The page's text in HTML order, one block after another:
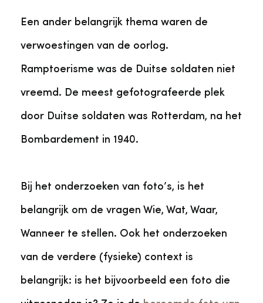
Een ander belangrijk thema waren de
verwoestingen van de oorlog.
Ramptoerisme was de Duitse soldaten niet
vreemd. De meest gefotografeerde plek
door Duitse soldaten was Rotterdam, na het
Bombardement in 1940.
Bij het onderzoeken van foto’s, is het
belangrijk om de vragen Wie, Wat, Waar,
Wanneer te stellen. Ook het onderzoeken
van de verdere (fysieke) context is
belangrijk: is het bijvoorbeeld een foto die